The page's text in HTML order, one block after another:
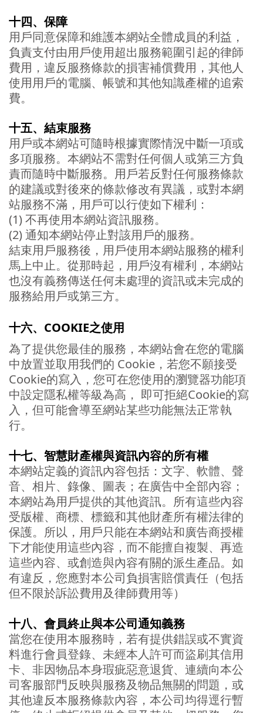
十四、保障
用戶同意保障和維護本網站全體成員的利益，
負責支付由用戶使用超出服務範圍引起的律師
費用，違反服務條款的損害補償費用，其他人
使用用戶的電腦、帳號和其他知識產權的追索
費。
十五、結束服務
用戶或本網站可隨時根據實際情況中斷一項或
多項服務。本網站不需對任何個人或第三方負
責而隨時中斷服務。用戶若反對任何服務條款
的建議或對後來的條款修改有異議，或對本網
站服務不滿，用戶可以行使如下權利：
(1) 不再使用本網站資訊服務。
(2) 通知本網站停止對該用戶的服務。
結束用戶服務後，用戶使用本網站服務的權利
馬上中止。從那時起，用戶沒有權利，本網站
也沒有義務傳送任何未處理的資訊或未完成的
服務給用戶或第三方。
十六、COOKIE之使用
為了提供您最佳的服務，本網站會在您的電腦
中放置並取用我們的 Cookie，若您不願接受
Cookie的寫入，您可在您使用的瀏覽器功能項
中設定隱私權等級為高， 即可拒絕Cookie的寫
入，但可能會導至網站某些功能無法正常執
行。
十七、智慧財產權與資訊內容的所有權
本網站定義的資訊內容包括：文字、軟體、聲
音、相片、錄像、圖表；在廣告中全部內容；
本網站為用戶提供的其他資訊。所有這些內容
受版權、商標、標籤和其他財產所有權法律的
保護。所以，用戶只能在本網站和廣告商授權
下才能使用這些內容，而不能擅自複製、再造
這些內容、或創造與內容有關的派生產品。如
有違反，您應對本公司負損害賠償責任（包括
但不限於訴訟費用及律師費用等）
十八、 會員終止與本公司通知義務
當您在使用本服務時，若有提供錯誤或不實資
料進行會員登錄、未經本人許可而盜刷其信用
卡、非因物品本身瑕疵惡意退貨、連續向本公
司客服部門反映與服務及物品無關的問題，或
其他違反本服務條款內容，本公司均得逕行暫